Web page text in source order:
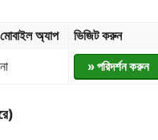
মোবাইল অ্যাপ
ভিজিট করুন
না » পরিদর্শন করুন